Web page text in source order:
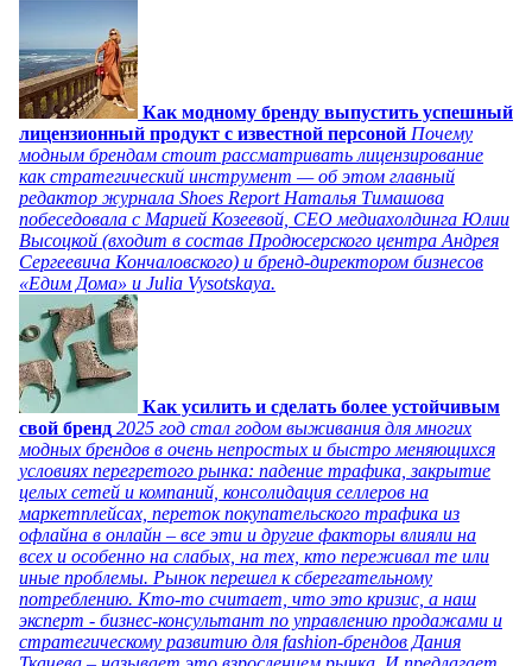
Как модному бренду выпустить успешный
лицензионный продукт с известной персоной Почему
модным брендам стоит рассматривать лицензирование
как стратегический инструмент — об этом главный
редактор журнала Shoes Report Наталья Тимашова
побеседовала с Марией Козеевой, СЕО медиахолдинга Юлии
Высоцкой (входит в состав Продюсерского центра Андрея
Сергеевича Кончаловского) и бренд-директором бизнесов
«Едим Дома» и Julia Vysotskaya.
Как усилить и сделать более устойчивым
свой бренд 2025 год стал годом выживания для многих
модных брендов в очень непростых и быстро меняющихся
условиях перегретого рынка: падение трафика, закрытие
целых сетей и компаний, консолидация селлеров на
маркетплейсах, переток покупательского трафика из
офлайна в онлайн – все эти и другие факторы влияли на
всех и особенно на слабых, на тех, кто переживал те или
иные проблемы. Рынок перешел к сберегательному
потреблению. Кто-то считает, что это кризис, а наш
эксперт - бизнес-консультант по управлению продажами и
стратегическому развитию для fashion-брендов Дания